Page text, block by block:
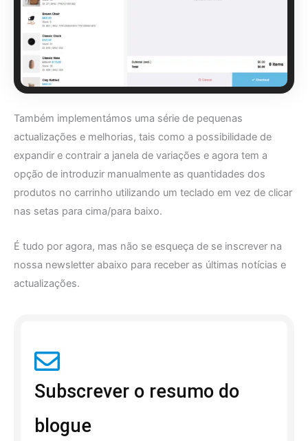
Também implementámos uma série de pequenas
actualizações e melhorias, tais como a possibilidade de
expandir e contrair a janela de variações e agora tem a
opção de introduzir manualmente as quantidades dos
produtos no carrinho utilizando um teclado em vez de clicar
nas setas para cima/para baixo.
É tudo por agora, mas não se esqueça de se inscrever na
nossa newsletter abaixo para receber as últimas notícias e
actualizações.
Subscrever o resumo do
blogue